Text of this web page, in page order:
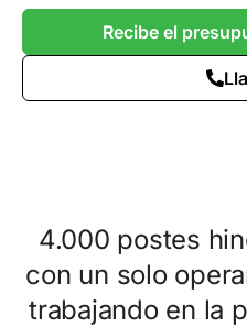
Recibe el
4.000 postes
con un solo
trabajando en la